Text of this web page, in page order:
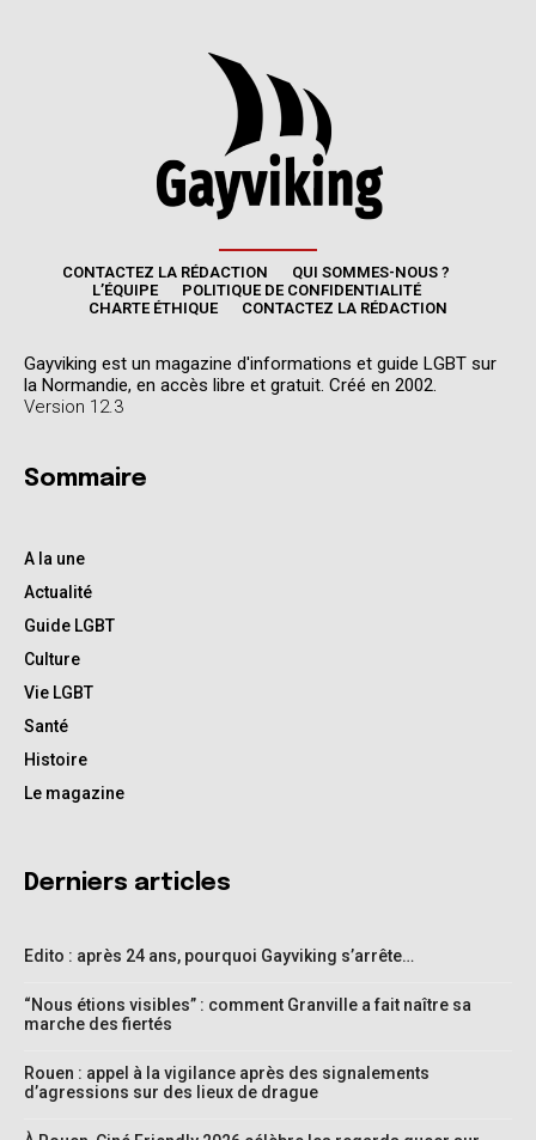
CONTACTEZ LA RÉDACTION
QUI SOMMES-NOUS ?
L’ÉQUIPE
POLITIQUE DE CONFIDENTIALITÉ
CHARTE ÉTHIQUE
CONTACTEZ LA RÉDACTION
Gayviking est un magazine d'informations et guide LGBT sur
la Normandie, en accès libre et gratuit. Créé en 2002.
Version 12.3
Sommaire
A la une
Actualité
Guide LGBT
Culture
Vie LGBT
Santé
Histoire
Le magazine
Derniers articles
Edito : après 24 ans, pourquoi Gayviking s’arrête…
“Nous étions visibles” : comment Granville a fait naître sa
marche des fiertés
Rouen : appel à la vigilance après des signalements
d’agressions sur des lieux de drague